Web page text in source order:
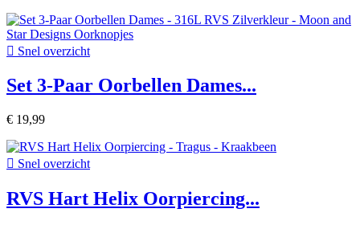
 Snel overzicht
Set 3-Paar Oorbellen Dames...
€ 19,99
 Snel overzicht
RVS Hart Helix Oorpiercing...